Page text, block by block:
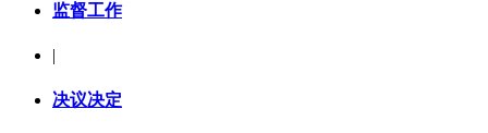
监督工作
决议决定